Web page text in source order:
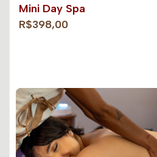
Mini Day Spa
R$398,00